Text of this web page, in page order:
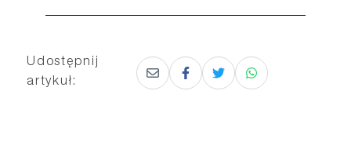
Udostępnij
artykuł: